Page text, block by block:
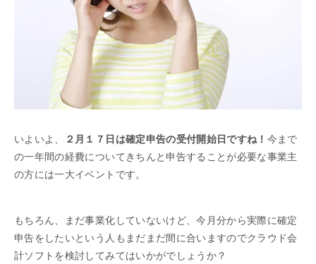
いよいよ、 ２月１７日は確定申告の受付開始日ですね！ 今まで
の一年間の経費についてきちんと申告することが必要な事業主
の方には一大イベントです。
もちろん、まだ事業化していないけど、今月分から実際に確定
申告をしたいという人もまだまだ間に合いますのでクラウド会
計ソフトを検討してみてはいかがでしょうか？